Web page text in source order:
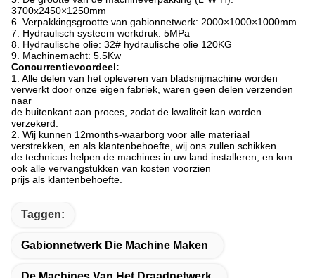
3700x2450×1250mm
6. Verpakkingsgrootte van gabionnetwerk: 2000×1000×1000mm
7. Hydraulisch systeem werkdruk: 5MPa
8. Hydraulische olie: 32# hydraulische olie 120KG
9. Machinemacht: 5.5Kw
Concurrentievoordeel:
1. Alle delen van het opleveren van bladsnijmachine worden
verwerkt door onze eigen fabriek, waren geen delen verzenden
naar
de buitenkant aan proces, zodat de kwaliteit kan worden
verzekerd.
2. Wij kunnen 12months-waarborg voor alle materiaal
verstrekken, en als klantenbehoefte, wij ons zullen schikken
de technicus helpen de machines in uw land installeren, en kon
ook alle vervangstukken van kosten voorzien
prijs als klantenbehoefte.
Taggen:
Gabionnetwerk Die Machine Maken